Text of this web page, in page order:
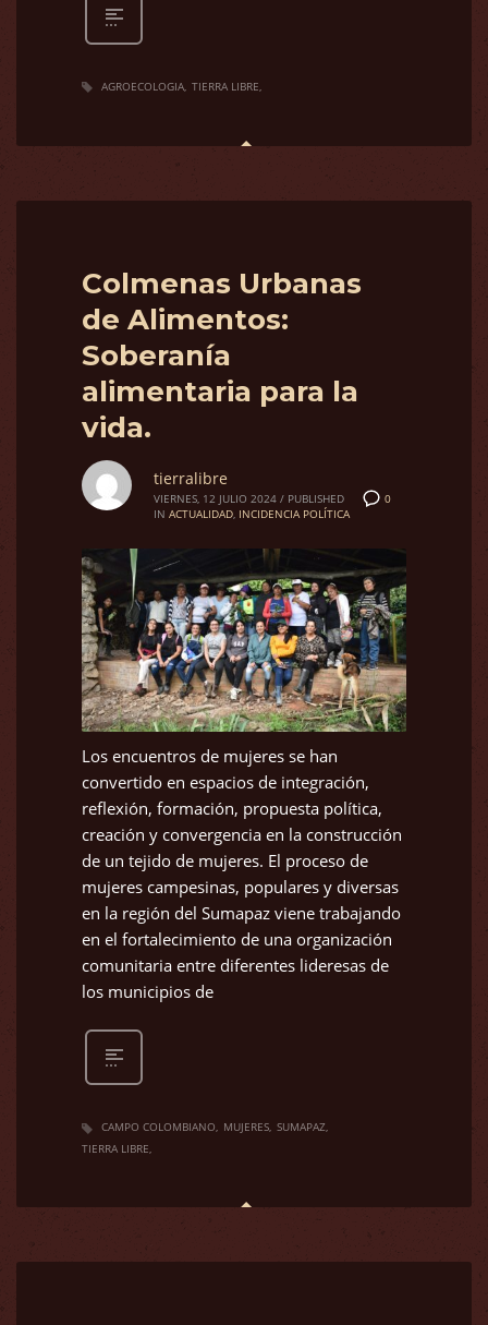
AGROECOLOGIA TIERRA LIBRE
Colmenas Urbanas
de Alimentos:
Soberanía
alimentaria para la
vida.
0
tierralibre
VIERNES, 12 JULIO 2024 / PUBLISHED
IN ACTUALIDAD, INCIDENCIA POLÍTICA
Los encuentros de mujeres se han
convertido en espacios de integración,
reflexión, formación, propuesta política,
creación y convergencia en la construcción
de un tejido de mujeres. El proceso de
mujeres campesinas, populares y diversas
en la región del Sumapaz viene trabajando
en el fortalecimiento de una organización
comunitaria entre diferentes lideresas de
los municipios de
CAMPO COLOMBIANO MUJERES SUMAPAZ
TIERRA LIBRE